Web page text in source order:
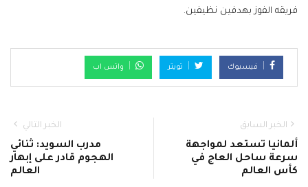
فريقه الفوز بهدفين نظيفين.
فيسبوك تويتر واتس اب
الخبر السابق
ألمانيا تستعد لمواجهة
سرعة ساحل العاج في
كأس العالم
الخبر التالي
مدرب السويد: ثنائي
الهجوم قادر على إبهار
العالم